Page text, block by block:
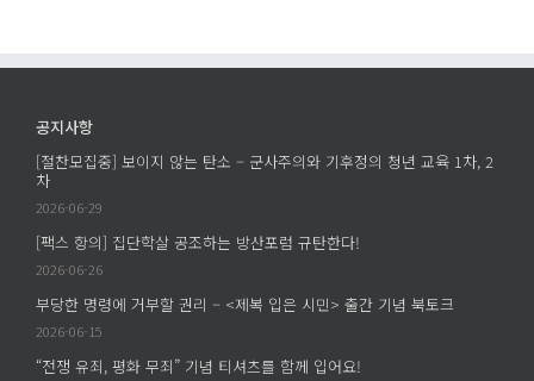
공지사항
[절찬모집중] 보이지 않는 탄소 – 군사주의와 기후정의 청년 교육 1차, 2
차
2026-06-29
[팩스 항의] 집단학살 공조하는 방산포럼 규탄한다!
2026-06-26
부당한 명령에 거부할 권리 – <제복 입은 시민> 출간 기념 북토크
2026-06-15
“전쟁 유죄, 평화 무죄” 기념 티셔츠를 함께 입어요!